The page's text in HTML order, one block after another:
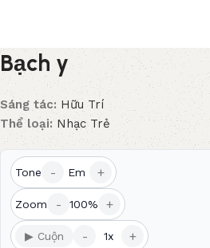
Bạch y
Sáng tác: Hữu Trí
Thể loại: Nhạc Trẻ
Tone - Em +
Zoom - 100% +
▶ Cuộn - 1x +